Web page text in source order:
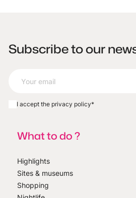
Subscribe to our
I accept the privacy policy*
What to do ?
Highlights
Sites & museums
Shopping